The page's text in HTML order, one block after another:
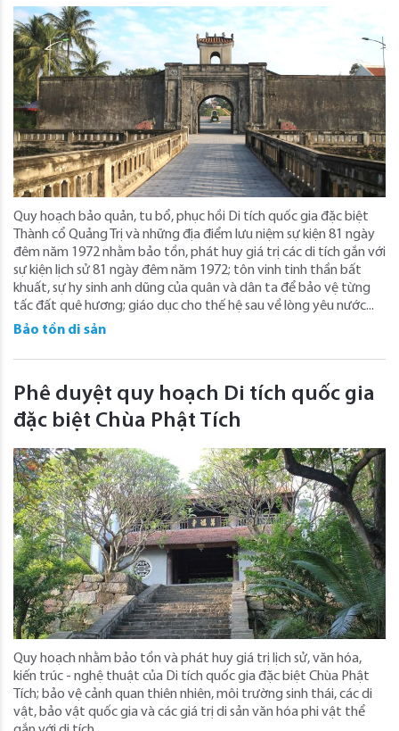
Quy hoạch bảo quản, tu bổ, phục hồi Di tích quốc gia đặc biệt
Thành cổ Quảng Trị và những địa điểm lưu niệm sự kiện 81 ngày
đêm năm 1972 nhằm bảo tồn, phát huy giá trị các di tích gắn với
sự kiện lịch sử 81 ngày đêm năm 1972; tôn vinh tinh thần bất
khuất, sự hy sinh anh dũng của quân và dân ta để bảo vệ từng
tấc đất quê hương; giáo dục cho thế hệ sau về lòng yêu nước...
Bảo tồn di sản
Phê duyệt quy hoạch Di tích quốc gia
đặc biệt Chùa Phật Tích
Quy hoạch nhằm bảo tồn và phát huy giá trị lịch sử, văn hóa,
kiến trúc - nghệ thuật của Di tích quốc gia đặc biệt Chùa Phật
Tích; bảo vệ cảnh quan thiên nhiên, môi trường sinh thái, các di
vật, bảo vật quốc gia và các giá trị di sản văn hóa phi vật thể